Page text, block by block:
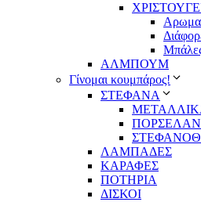
ΑΛΜΠΟΥΜ
Γίνομαι κουμπάρος!
ΣΤΕΦΑΝΑ
ΛΑΜΠΑΔΕΣ
ΚΑΡΑΦΕΣ
ΠΟΤΗΡΙΑ
ΔΙΣΚΟΙ